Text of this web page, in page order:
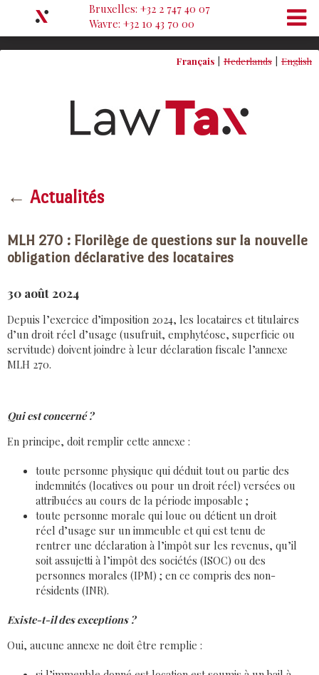
Français Nederlands English
← Actualités
MLH 270 : Florilège de questions sur la nouvelle
obligation déclarative des locataires
30 août 2024
Depuis l’exercice d’imposition 2024, les locataires et titulaires
d’un droit réel d’usage (usufruit, emphytéose, superficie ou
servitude) doivent joindre à leur déclaration fiscale l’annexe
MLH 270.
Qui est concerné ?
En principe, doit remplir cette annexe :
toute personne physique qui déduit tout ou partie des
indemnités (locatives ou pour un droit réel) versées ou
attribuées au cours de la période imposable ;
toute personne morale qui loue ou détient un droit
réel d’usage sur un immeuble et qui est tenu de
rentrer une déclaration à l’impôt sur les revenus, qu’il
soit assujetti à l’impôt des sociétés (ISOC) ou des
personnes morales (IPM) ; en ce compris des non-
résidents (INR).
Existe-t-il des exceptions ?
Oui, aucune annexe ne doit être remplie :
Bruxelles: +32 2 747 40 07
Wavre: +32 10 43 70 00